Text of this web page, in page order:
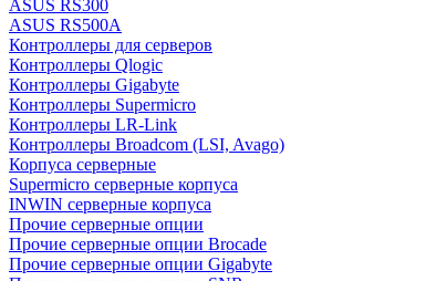
ASUS RS300
ASUS RS500A
Контроллеры для серверов
Контроллеры Qlogic
Контроллеры Gigabyte
Контроллеры Supermicro
Контроллеры LR-Link
Контроллеры Broadcom (LSI, Avago)
Корпуса серверные
Supermicro серверные корпуса
INWIN серверные корпуса
Прочие серверные опции
Прочие серверные опции Brocade
Прочие серверные опции Gigabyte